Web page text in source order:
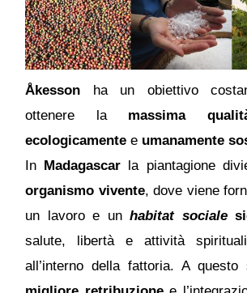
Åkesson ha un
obiettivo
ottenere la massima
ecologicamentee umanamente
In
Madagascar la piantagione
organismo vivente, dove viene
un lavoro e unhabitat sociale
salute, libertà e attività
all’interno della fattoria. A